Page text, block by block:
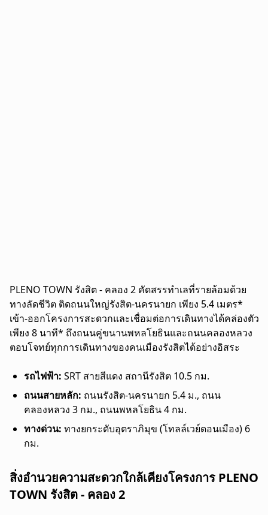
PLENO TOWN รังสิต - คลอง 2 คัดสรรทำเลที่รายล้อมด้วย
ทางลัดชีวิต ติดถนนใหญ่รังสิต-นครนายก เพียง 5.4 เมตร*
เข้า-ออกโครงการสะดวกและเชื่อมต่อการเดินทางได้คล่องตัว
เพียง 8 นาที* ถึงถนนคู่ขนานพหลโยธินและถนนคลองหลวง
ตอบโจทย์ทุกการเดินทางของคนเมืองรังสิตได้อย่างอิสระ
รถไฟฟ้า: SRT สายสีแดง สถานีรังสิต 10.5 กม.
ถนนสายหลัก: ถนนรังสิต-นครนายก 5.4 ม., ถนน
คลองหลวง 3 กม., ถนนพหลโยธิน 4 กม.
ทางด่วน: ทางยกระดับอุตราภิมุข (โทลล์เวย์ดอนเมือง) 6
กม.
สิ่งอำนวยความสะดวกใกล้เคียงโครงการ PLENO
TOWN รังสิต - คลอง 2